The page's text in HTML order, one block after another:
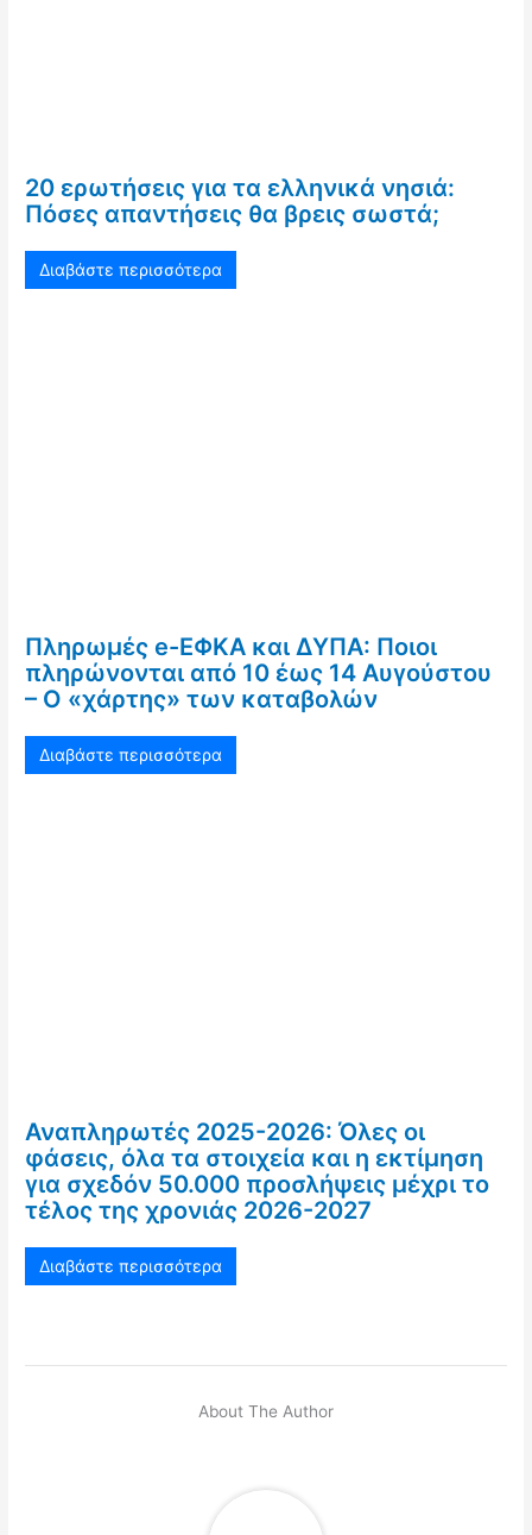
20 ερωτήσεις για τα ελληνικά νησιά:
Πόσες απαντήσεις θα βρεις σωστά;
Διαβάστε περισσότερα
Πληρωμές e-ΕΦΚΑ και ΔΥΠΑ: Ποιοι
πληρώνονται από 10 έως 14 Αυγούστου
– Ο «χάρτης» των καταβολών
Διαβάστε περισσότερα
Αναπληρωτές 2025-2026: Όλες οι
φάσεις, όλα τα στοιχεία και η εκτίμηση
για σχεδόν 50.000 προσλήψεις μέχρι το
τέλος της χρονιάς 2026-2027
Διαβάστε περισσότερα
About The Author